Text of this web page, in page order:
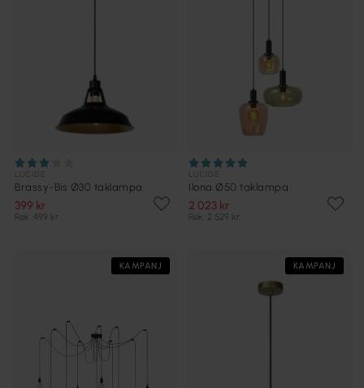
Brassy-Bis Ø30 taklampa
399 kr
Rek. 499 kr
Ilona Ø50 taklampa
2 023 kr
Rek. 2 529 kr
KAMPANJ KAMPANJ